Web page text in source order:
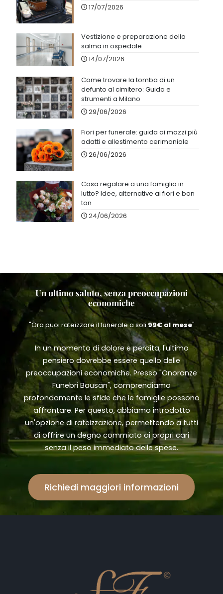
17/07/2026
Vestizione e preparazione della
salma in ospedale
14/07/2026
Come trovare la tomba di un
defunto al cimitero: Guida e
strumenti a Milano
29/06/2026
Fiori per funerale: guida ai mazzi più
adatti e allestimento cerimoniale
26/06/2026
Cosa regalare a una famiglia in
lutto? Idee, alternative ai fiori e bon
ton
24/06/2026
Un ultimo saluto, senza preoccupazioni
economiche
"Ora puoi rateizzare il funerale a soli 99€ al mese"
In un momento di dolore e perdita, l'ultimo
pensiero dovrebbe essere quello delle
preoccupazioni economiche. Presso "Onoranze
Funebri Bausan", comprendiamo
profondamente le sfide che le famiglie possono
affrontare. Per questo, abbiamo introdotto
un'opzione di rateizzazione, permettendo a tutti
di offrire un degno commiato ai propri cari
senza il peso immediato delle spese.
Richiedi maggiori informazioni